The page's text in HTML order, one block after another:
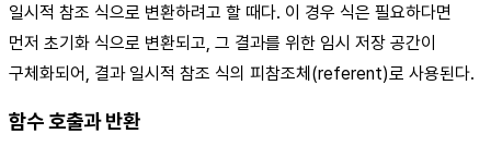
일시적 참조 식으로 변환하려고 할 때다. 이 경우 식은 필요하다면
먼저 초기화 식으로 변환되고, 그 결과를 위한 임시 저장 공간이
구체화되어, 결과 일시적 참조 식의 피참조체(referent)로 사용된다.
함수 호출과 반환